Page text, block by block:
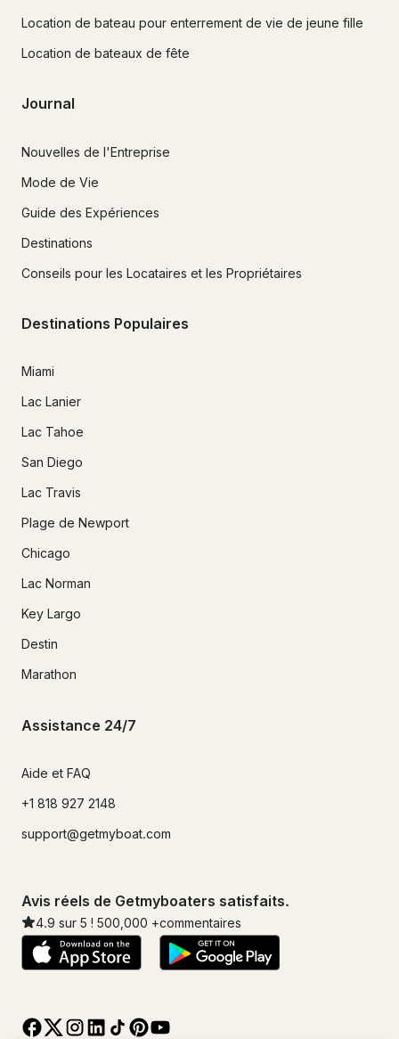
Location de bateau pour enterrement de vie de jeune fille
Location de bateaux de fête
Journal
Nouvelles de l'Entreprise
Mode de Vie
Guide des Expériences
Destinations
Conseils pour les Locataires et les Propriétaires
Destinations Populaires
Miami
Lac Lanier
Lac Tahoe
San Diego
Lac Travis
Plage de Newport
Chicago
Lac Norman
Key Largo
Destin
Marathon
Assistance 24/7
Aide et FAQ
+1 818 927 2148
support@getmyboat.com
Avis réels de Getmyboaters satisfaits.
4.9 sur 5 ! 500,000 +commentaires